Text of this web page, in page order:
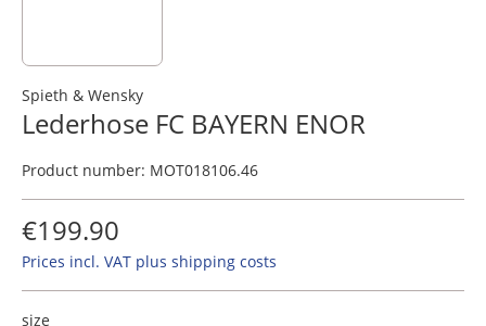
Spieth & Wensky
Lederhose FC BAYERN ENOR
Product number: MOT018106.46
€199.90
Prices incl. VAT plus shipping costs
size